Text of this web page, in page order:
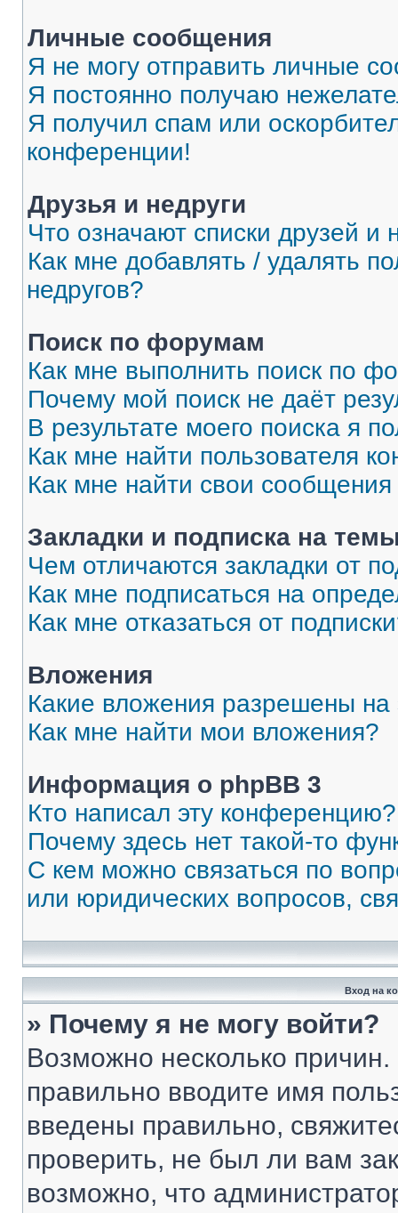
Личные сообщения
Я не могу отправить личные
Я постоянно получаю
Я получил спам или
конференции!
Друзья и недруги
Что означают списки друзей и
Как мне добавлять / удалять
недругов?
Поиск по форумам
Как мне выполнить поиск по
Почему мой поиск не даёт
В результате моего поиска я
Как мне найти пользователя
Как мне найти свои
Закладки и подписка на
Чем отличаются закладки от
Как мне подписаться на
Как мне отказаться от
Вложения
Какие вложения разрешены
Как мне найти мои вложения?
Информация о phpBB 3
Кто написал эту конференцию?
Почему здесь нет такой-то
С кем можно связаться по
или юридических вопросов,
Вход на
» Почему я не могу войти?
Возможно несколько
правильно вводите имя
введены правильно,
проверить, не был ли вам
возможно, что